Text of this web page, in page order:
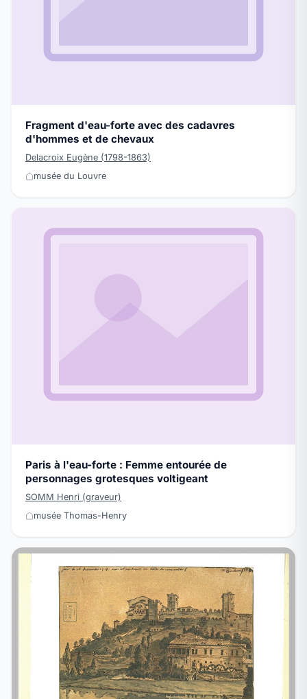
Fragment d'eau-forte avec des cadavres
d'hommes et de chevaux
Delacroix Eugène (1798-1863)
musée du Louvre
Paris à l'eau-forte : Femme entourée de
personnages grotesques voltigeant
SOMM Henri (graveur)
musée Thomas-Henry